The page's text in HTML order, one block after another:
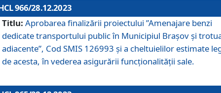
966/28.12.2023
Titlu: Aprobarea finalizării proiectului ”Amenajare benzi
dedicate transportului public în Municipiul Brașov şi
adiacente”, Cod SMIS 126993 și a cheltuielilor estimate
de acesta, în vederea asigurării funcționalității sale.